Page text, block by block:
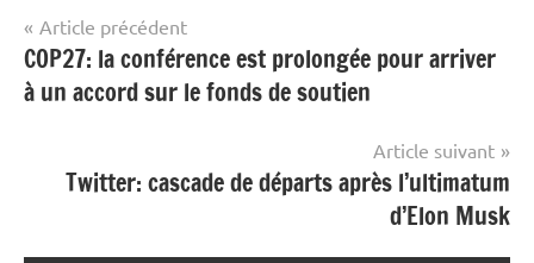
Navigation
de
l’article
Article précédent
COP27: la conférence est prolongée pour arriver
à un accord sur le fonds de soutien
Article suivant
Twitter: cascade de départs après l’ultimatum
d’Elon Musk